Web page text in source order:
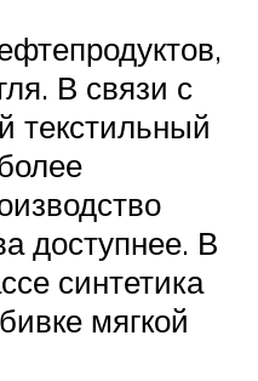
В связи с
текстильный
доступнее. В
синтетика
мягкой